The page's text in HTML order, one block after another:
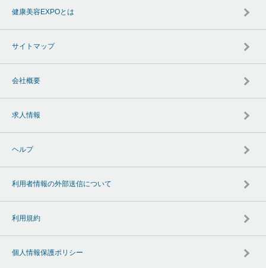
健康美容EXPOとは
サイトマップ
会社概要
求人情報
ヘルプ
利用者情報の外部送信について
利用規約
個人情報保護ポリシー